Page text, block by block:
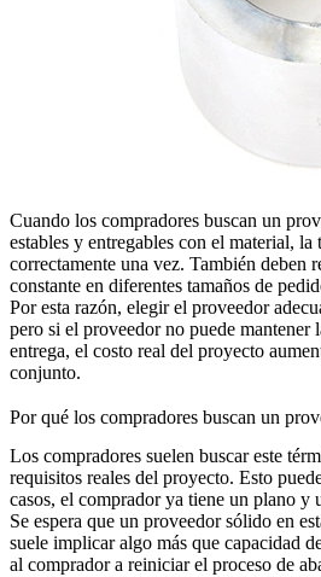
Cuando los compradores buscan un
estables y entregables con el material,
correctamente una vez. También deben
constante en diferentes tamaños de
Por esta razón, elegir el proveedor
pero si el proveedor no puede
entrega, el costo real del proyecto
conjunto.
Por qué los compradores buscan un
Los compradores suelen buscar este
requisitos reales del proyecto. Esto
casos, el comprador ya tiene un plano y
Se espera que un proveedor sólido en
suele implicar algo más que capacidad
al comprador a reiniciar el proceso de